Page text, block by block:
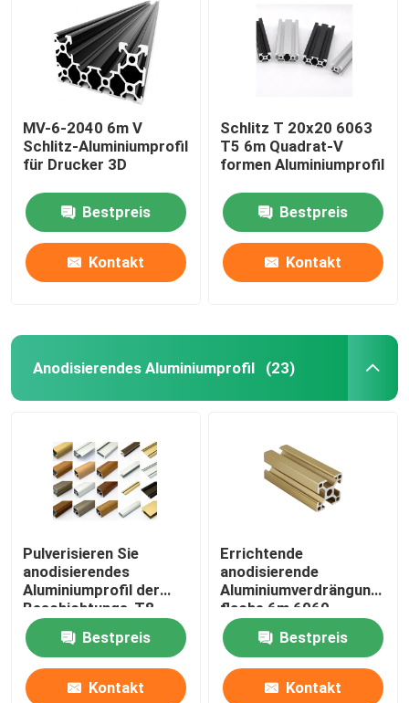
MV-6-2040 6m V
Schlitz-Aluminiumprofil
für Drucker 3D
Bestpreis
Kontakt
Schlitz T 20x20 6063
T5 6m Quadrat-V
formen Aluminiumprofil
Bestpreis
Kontakt
Anodisierendes Aluminiumprofil (23)
Pulverisieren Sie
anodisierendes
Aluminiumprofil der
Beschichtungs-T8
6.4m
Bestpreis
Kontakt
Errichtende
anodisierende
Aluminiumverdrängung
flache 6m 6060
Bestpreis
Kontakt